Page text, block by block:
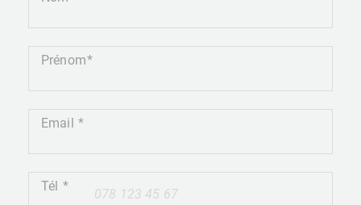
Prénom
Email
+41
Tél